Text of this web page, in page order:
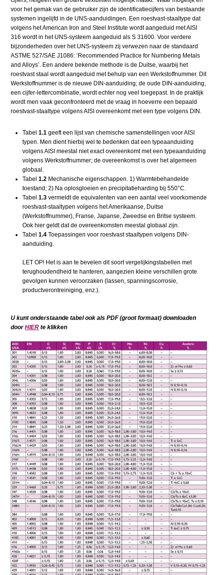
voor het gemak van de gebruiker zijn de identificatiecijfers van bestaande
systemen ingelijfd in de UNS-aanduidingen. Een roestvast-staaltype dat
volgens het American Iron and Steel Institute wordt aangeduid met AISI
316 wordt in het UNS-systeem aangeduid als S 31600. Voor verdere
bijzonderheden over het UNS-systeem zij verwezen naar de standaard
ASTME 527/SAE J1086: ‘Recommended Practice for Numbering Metals
and Alloys’. Een andere bekende methode is de Duitse, waarbij het
roestvast staal wordt aangeduid met behulp van een Werkstoffnummer. Dit
Werkstoffnummer is de nieuwe DIN-aanduiding; de oude DIN-aanduiding,
een cijfer-lettercombinatie, wordt echter nog veel toegepast. In de praktijk
wordt men vaak geconfronteerd met de vraag in hoeverre een bepaald
roestvast-staaltype volgens AISI overeenkomt met een type volgens DIN.
Tabel1.1 geeft een lijst van chemische samenstellingen voor AISI
typen. Men dient hierbij wel te bedenken dat een typeaanduiding
volgens AISI meestal niet exact overeenkomt met een typeaanduiding
volgens Werkstoffnummer; de overeenkomst is over het algemeen
globaal.
Tabel1.2 Mechanische eigenschappen. 1) Warmtebehandelde
toestand; 2) Na oplosgloeien en precipitatieharding bij 550°C.
Tabel1.3 vermeldt de equivalenten van een aantal veel voorkomende
roestvast-staaltypen volgens het Amerikaanse, Duitse
(Werkstoffnummer), Franse, Japanse, Zweedse en Britse systeem.
Ook hier geldt dat de overeenkomsten meestal globaal zijn.
Tabel1.4 Toepassingen voor roestvast staaltypen volgens DIN-
aanduiding.
LET OP! Het is aan te bevelen dit soort vergelijkingstabellen met
terughoudendheid te hanteren, aangezien kleine verschillen grote
gevolgen kunnen veroorzaken (lassen, spanningscorrosie,
productverontreiniging, enz.).
U kunt onderstaande tabel ook als PDF (groot formaat) downloaden
doorHIER te klikken